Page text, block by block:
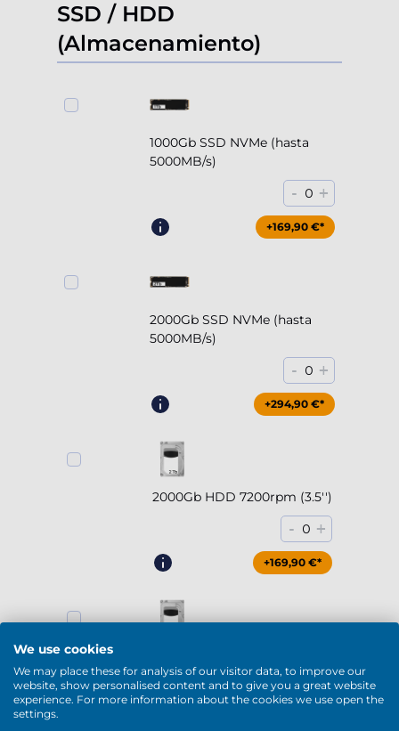
SSD / HDD
(Almacenamiento)
1000Gb SSD NVMe (hasta
5000MB/s)
- 0 +
+169,90 €*
2000Gb SSD NVMe (hasta
5000MB/s)
- 0 +
+294,90 €*
2000Gb HDD 7200rpm (3.5'')
- 0 +
+169,90 €*
- 0 +
We use cookies
We may place these for analysis of our visitor data, to improve our
website, show personalised content and to give you a great website
experience. For more information about the cookies we use open the
settings.